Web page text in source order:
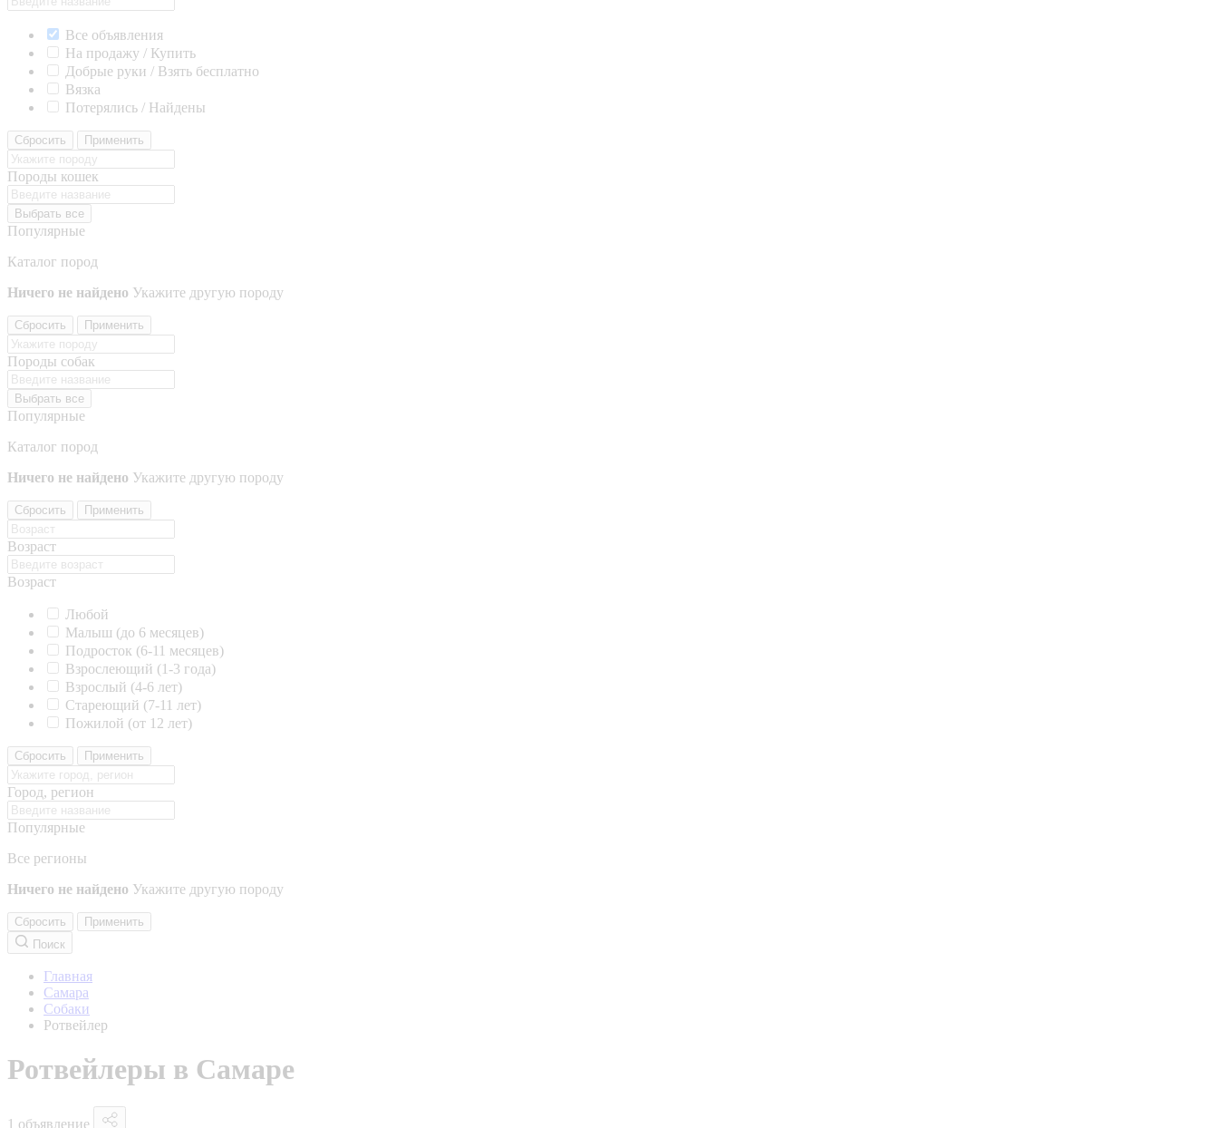
Все объявления
На продажу / Купить
Добрые руки / Взять бесплатно
Вязка
Потерялись / Найдены
Сбросить Применить
Породы кошек
Выбрать все
Популярные
Каталог пород
Ничего не найдено Укажите другую породу
Сбросить Применить
Породы собак
Выбрать все
Популярные
Каталог пород
Ничего не найдено Укажите другую породу
Сбросить Применить
Возраст
Возраст
Любой
Малыш (до 6 месяцев)
Подросток (6-11 месяцев)
Взрослеющий (1-3 года)
Взрослый (4-6 лет)
Стареющий (7-11 лет)
Пожилой (от 12 лет)
Сбросить Применить
Город, регион
Популярные
Все регионы
Ничего не найдено Укажите другую породу
Сбросить
Применить
Поиск
Главная
Самара
Собаки
Ротвейлер
Ротвейлеры в Самаре
1 объявление